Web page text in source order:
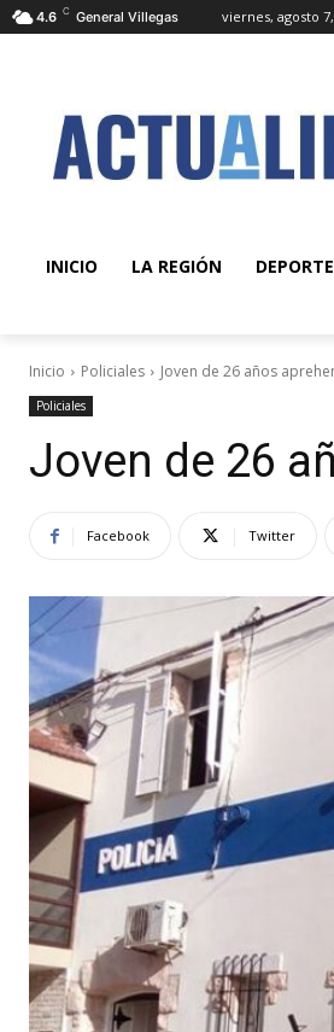
4.6 C General Villegas viernes, agosto
INICIO LA REGIÓN
Inicio Policiales Joven de 26 años
Policiales
Joven de 26
Facebook Twitter